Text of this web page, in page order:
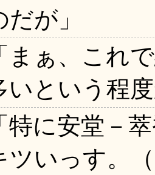
だが」
まぁ、これ
いという程
特に安堂－
ツいっす。